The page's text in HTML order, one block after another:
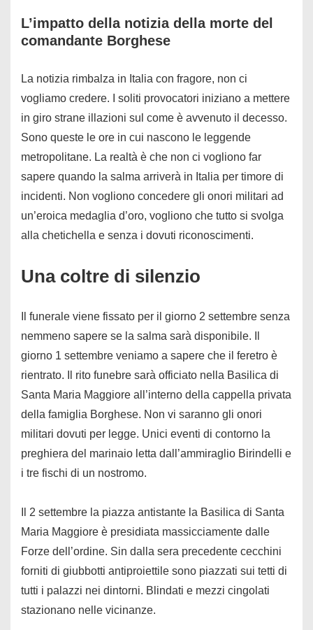
L’impatto della notizia della morte del
comandante Borghese
La notizia rimbalza in Italia con fragore, non ci
vogliamo credere. I soliti provocatori iniziano a mettere
in giro strane illazioni sul come è avvenuto il decesso.
Sono queste le ore in cui nascono le leggende
metropolitane. La realtà è che non ci vogliono far
sapere quando la salma arriverà in Italia per timore di
incidenti. Non vogliono concedere gli onori militari ad
un’eroica medaglia d’oro, vogliono che tutto si svolga
alla chetichella e senza i dovuti riconoscimenti.
Una coltre di silenzio
Il funerale viene fissato per il giorno 2 settembre senza
nemmeno sapere se la salma sarà disponibile. Il
giorno 1 settembre veniamo a sapere che il feretro è
rientrato. Il rito funebre sarà officiato nella Basilica di
Santa Maria Maggiore all’interno della cappella privata
della famiglia Borghese. Non vi saranno gli onori
militari dovuti per legge. Unici eventi di contorno la
preghiera del marinaio letta dall’ammiraglio Birindelli e
i tre fischi di un nostromo.
Il 2 settembre la piazza antistante la Basilica di Santa
Maria Maggiore è presidiata massicciamente dalle
Forze dell’ordine. Sin dalla sera precedente cecchini
forniti di giubbotti antiproiettile sono piazzati sui tetti di
tutti i palazzi nei dintorni. Blindati e mezzi cingolati
stazionano nelle vicinanze.